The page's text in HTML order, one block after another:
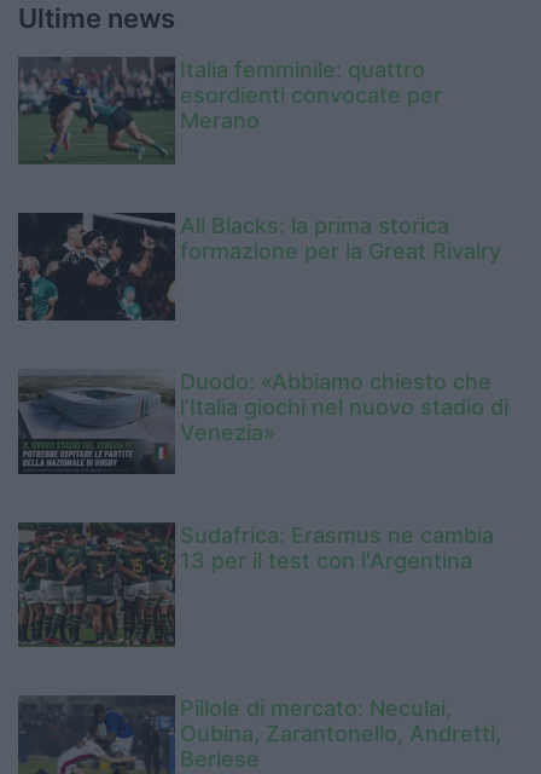
Ultime news
Italia femminile: quattro
esordienti convocate per
Merano
All Blacks: la prima storica
formazione per la Great Rivalry
Duodo: «Abbiamo chiesto che
l’Italia giochi nel nuovo stadio di
Venezia»
Sudafrica: Erasmus ne cambia
13 per il test con l'Argentina
Pillole di mercato: Neculai,
Oubina, Zarantonello, Andretti,
Berlese